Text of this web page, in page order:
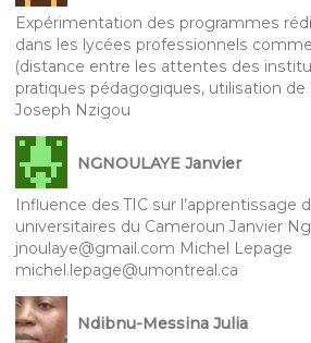
Expérimentation des programmes
dans les lycées professionnels
(distance entre les attentes des
pratiques pédagogiques, utilisation de
Joseph Nzigou
NGNOULAYE Janvier
Influence des TIC sur l’apprentissage
universitaires du Cameroun Janvier
jnoulaye@gmail.com Michel Lepage
michel.lepage@umontreal.ca
Ndibnu-Messina Julia